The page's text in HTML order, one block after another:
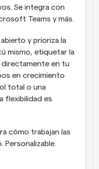
Se integra con
Teams y más.
y prioriza la
mismo, etiquetar la
en tu
en crecimiento
total o una
flexibilidad es
cómo trabajan las
Personalizable.